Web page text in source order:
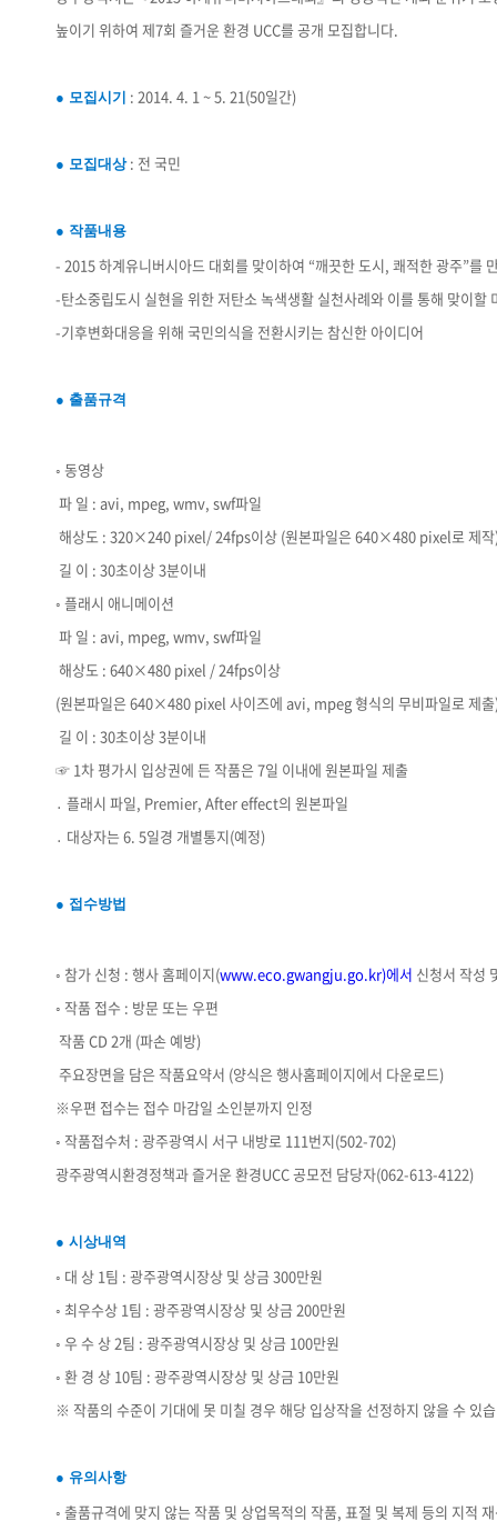
높이기 위하여 제7회 즐거운 환경 UCC를 공개 모집합니다.
● 모집시기 : 2014. 4. 1 ~ 5. 21(50일간)
● 모집대상: 전 국민
● 작품내용
- 2015 하계유니버시아드 대회를 맞이하여 “깨끗한 도시, 쾌적한 광주”를
-탄소중립도시 실현을 위한 저탄소 녹색생활 실천사례와 이를 통해 맞이할
-기후변화대응을 위해 국민의식을 전환시키는 참신한 아이디어
● 출품규격
◦ 동영상
­ 파 일 : avi, mpeg, wmv, swf파일
해상도 : 320×240 pixel/ 24fps이상 (원본파일은 640×480 pixel로 제
­ 길 이 : 30초이상 3분이내
◦ 플래시 애니메이션
­ 파 일 : avi, mpeg, wmv, swf파일
­ 해상도 : 640×480 pixel / 24fps이상
(원본파일은 640×480 pixel 사이즈에 avi, mpeg 형식의 무비파일로 제
­ 길 이 : 30초이상 3분이내
☞ 1차 평가시 입상권에 든 작품은 7일 이내에 원본파일 제출
․ 플래시 파일, Premier, After effect의 원본파일
․ 대상자는 6. 5일경 개별통지(예정)
● 접수방법
◦ 참가 신청 : 행사 홈페이지(www.eco.gwangju.go.kr)에서 신청서 작성
◦ 작품 접수 : 방문 또는 우편
­ 작품 CD 2개 (파손 예방)
­ 주요장면을 담은 작품요약서 (양식은 행사홈페이지에서 다운로드)
※우편 접수는 접수 마감일 소인분까지 인정
◦ 작품접수처 : 광주광역시 서구 내방로 111번지(502-702)
광주광역시환경정책과 즐거운 환경UCC 공모전 담당자(062-613-4122)
● 시상내역
◦ 대 상 1팀 : 광주광역시장상 및 상금 300만원
◦ 최우수상 1팀 : 광주광역시장상 및 상금 200만원
◦ 우 수 상 2팀 : 광주광역시장상 및 상금 100만원
◦ 환 경 상 10팀 : 광주광역시장상 및 상금 10만원
※ 작품의 수준이 기대에 못 미칠 경우 해당 입상작을 선정하지 않을 수 있
● 유의사항
◦ 출품규격에 맞지 않는 작품 및 상업목적의 작품, 표절 및 복제 등의 지적